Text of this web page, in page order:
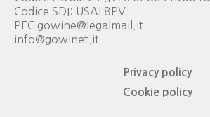
Codice SDI: USAL8PV
PEC gowine@legalmail.it
info@gowinet.it
Privacy policy
Cookie policy